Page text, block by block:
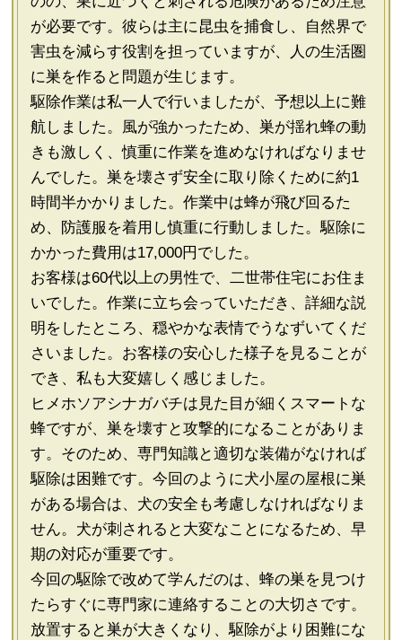
が必要です。彼らは主に昆虫を捕食し、自然界で
害虫を減らす役割を担っていますが、人の生活圏
に巣を作ると問題が生じます。
駆除作業は私一人で行いましたが、予想以上に難
航しました。風が強かったため、巣が揺れ蜂の動
きも激しく、慎重に作業を進めなければなりませ
んでした。巣を壊さず安全に取り除くために約1
時間半かかりました。作業中は蜂が飛び回るた
め、防護服を着用し慎重に行動しました。駆除に
かかった費用は17,000円でした。
お客様は60代以上の男性で、二世帯住宅にお住ま
いでした。作業に立ち会っていただき、詳細な説
明をしたところ、穏やかな表情でうなずいてくだ
さいました。お客様の安心した様子を見ることが
でき、私も大変嬉しく感じました。
ヒメホソアシナガバチは見た目が細くスマートな
蜂ですが、巣を壊すと攻撃的になることがありま
す。そのため、専門知識と適切な装備がなければ
駆除は困難です。今回のように犬小屋の屋根に巣
がある場合は、犬の安全も考慮しなければなりま
せん。犬が刺されると大変なことになるため、早
期の対応が重要です。
今回の駆除で改めて学んだのは、蜂の巣を見つけ
たらすぐに専門家に連絡することの大切さです。
放置すると巣が大きくなり、駆除がより困難にな